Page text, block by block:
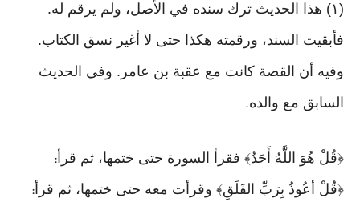
(١) هذا الحديث ترك سنده في الأصل، ولم يرقم له.
فأبقيت السند، ورقمته هكذا حتى لا أغير نسق الكتاب.
وفيه أن القصة كانت مع عقبة بن عامر. وفي الحديث
السابق مع والده.
﴿قُلْ هُوَ اللَّهُ أَحَدٌ﴾ فقرأ السورة حتى ختمها، ثم قرأ :
﴿قُلْ أعُوذُ بِرَبِّ الفَلَقِ﴾ وقرأت معه حتى ختمها، ثم قرأ :